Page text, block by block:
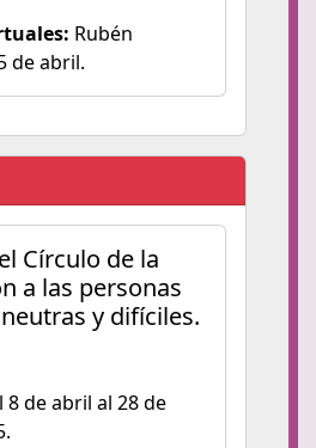
Rubén
de abril.
Círculo de la
a las personas
y difíciles.
8 de abril al 28 de